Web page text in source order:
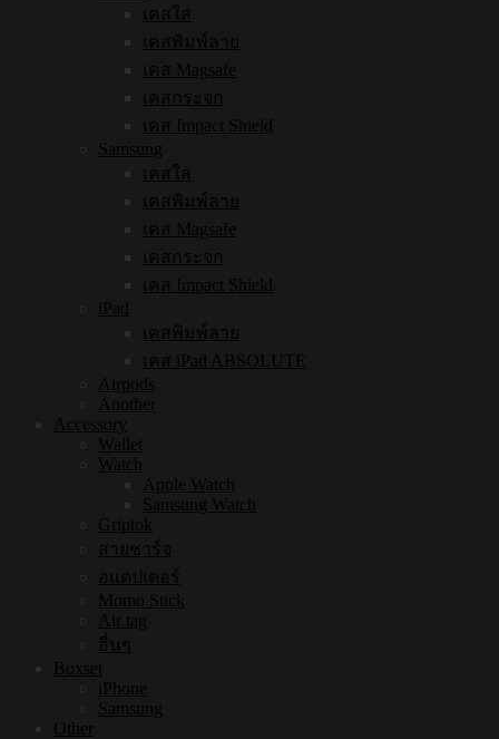
เคสใส
เคสพิมพ์ลาย
เคส Magsafe
เคสกระจก
เคส Impact Shield
Samsung
เคสใส
เคสพิมพ์ลาย
เคส Magsafe
เคสกระจก
เคส Impact Shield
iPad
เคสพิมพ์ลาย
เคส iPad ABSOLUTE
Airpods
Another
Accessory
Wallet
Watch
Apple Watch
Samsung Watch
Griptok
สายชาร์จ
อแดปเตอร์
Momo Stick
Air tag
อื่นๆ
Boxset
iPhone
Samsung
Other